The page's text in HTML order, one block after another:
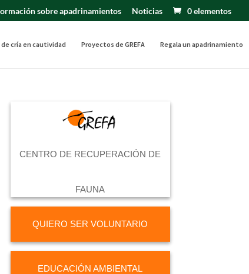
sobre apadrinamientos Noticias 0 elementos
de cría en cautividad Proyectos de GREFA Regala un apadrinamiento
CENTRO DE RECUPERACIÓN DE
FAUNA
QUIERO SER VOLUNTARIO
EDUCACIÓN AMBIENTAL